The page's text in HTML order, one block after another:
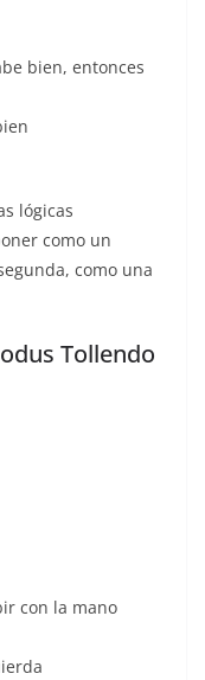
bien, entonces
lógicas
como un
como una
Tollendo
con la mano